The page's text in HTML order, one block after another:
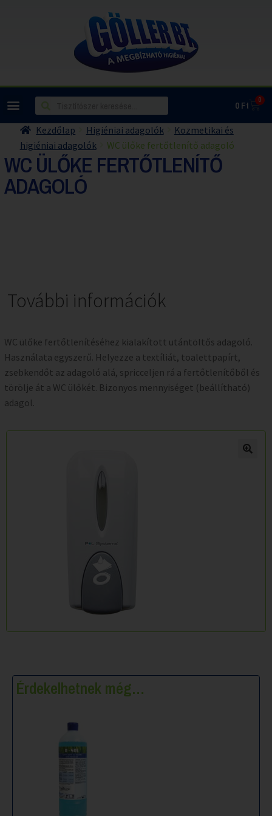
0Ft 0
Kezdőlap Higiéniai adagolók
Kozmetikai és
higiéniai adagolók
WC ülőke fertőtlenítő adagoló
WC ÜLŐKE FERTŐTLENÍTŐ
ADAGOLÓ
További információk
WC ülőke fertőtlenítéséhez kialakított utántöltős adagoló.
Használata egyszerű. Helyezze a textíliát, toalettpapírt,
zsebkendőt az adagoló alá, spricceljen rá a fertőtlenítőből és
törölje át a WC ülőkét. Bizonyos mennyiséget (beállítható)
adagol.
Érdekelhetnek még…